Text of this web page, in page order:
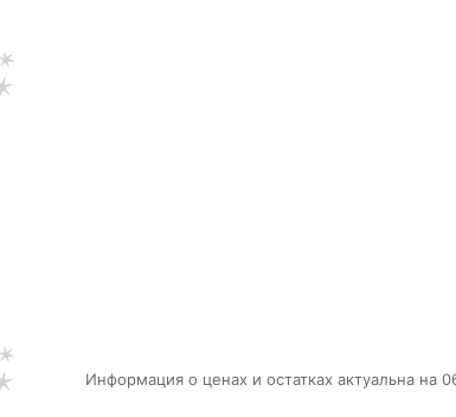
Информация о ценах и остатках актуальна на